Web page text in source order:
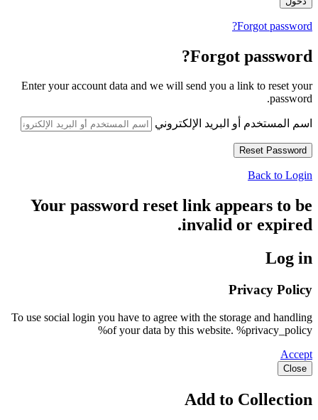
Forgot password?
Forgot password?
Enter your account data and we will send you a link to reset your
password.
اسم المستخدم أو البريد الإلكتروني
Back to Login
Your password reset link appears to be
invalid or expired.
Log in
Privacy Policy
To use social login you have to agree with the storage and handling
of your data by this website. %privacy_policy%
Accept
Close
Add to Collection